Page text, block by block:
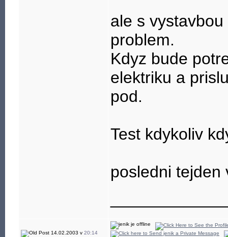
ale s
problem.
Kdyz bude
elektriku a
pod.
Test kdykoliv
posledni tejden
14.02.2003 v 20:14